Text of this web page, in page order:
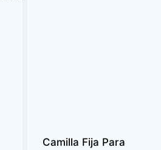
Camilla Fija Para